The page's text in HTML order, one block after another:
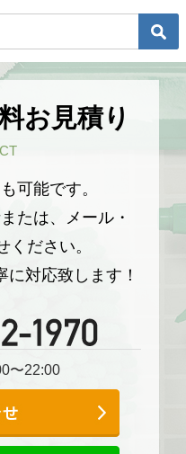
お見積り
可能です。
たは、メール・
ください。
対応致します！
〜22:00